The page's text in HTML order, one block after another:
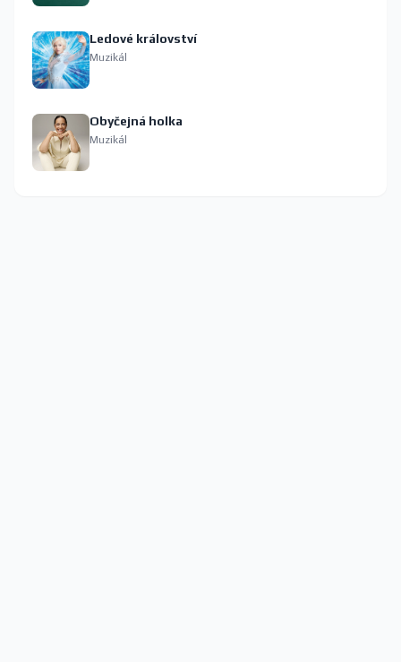
Ledové království
Muzikál
Obyčejná holka
Muzikál